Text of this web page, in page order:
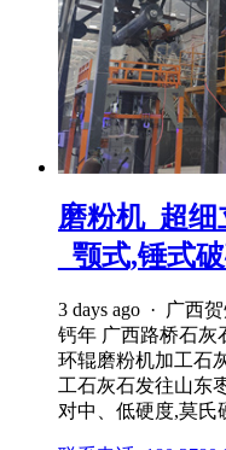
磨粉机_超
_颚式,锤式
3 days ago · 广西
钙年 广西路桥石灰
环辊磨粉机加工石
工石灰石发往山东
对中、低硬度,莫氏